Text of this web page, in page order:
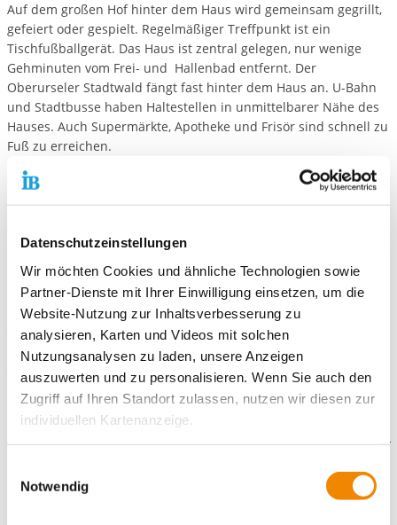
Datenschutzeinstellungen
Wir möchten Cookies und ähnliche Technologien sowie
Partner-Dienste mit Ihrer Einwilligung einsetzen, um die
Website-Nutzung zur Inhaltsverbesserung zu
analysieren, Karten und Videos mit solchen
Nutzungsanalysen zu laden, unsere Anzeigen
auszuwerten und zu personalisieren. Wenn Sie auch den
Zugriff auf Ihren Standort zulassen, nutzen wir diesen zur
individuellen Kartenanzeige.
unsere Partner Daten wie Ihre IP-Adresse und
verarbeiten diese zusammen mit Daten von anderen
Notwendig
Auf dem großen Hof hinter dem Haus wird gemeinsam gegrillt,
gefeiert oder gespielt. Regelmäßiger Treffpunkt ist ein
Tischfußballgerät. Das Haus ist zentral gelegen, nur wenige
Gehminuten vom Frei- und Hallenbad entfernt. Der
Oberurseler Stadtwald fängt fast hinter dem Haus an. U-Bahn
und Stadtbusse haben Haltestellen in unmittelbarer Nähe des
Hauses. Auch Supermärkte, Apotheke und Frisör sind schnell zu
Fuß zu erreichen.
Die Betreuung und die am individuellen Bedarf orientierte
Dies ist der Rahmen, in dem neue Fähigkeiten und
Fertigkeiten erhalten und gefestigt werden. Neben den
notwendigen Aktivitäten wie Einkaufen, Kochen, Putzen, die
sich jeweils eine Wohngemeinschaft teilen, gibt es regelmäßig
vielseitige Angebote für gemeinsame Freizeitgestaltung.
Am Wochenende sind die Mitarbeitenden auch tagsüber im
Weitere Angebote